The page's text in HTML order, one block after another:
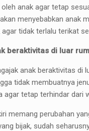
anak agar tetap
menyebabkan anak
tidak terlalu terikat
beraktivitas di luar
anak beraktivitas di
tidak membuatnya
agar tetap terhindar dari
memang perubahan
bijak, sudah